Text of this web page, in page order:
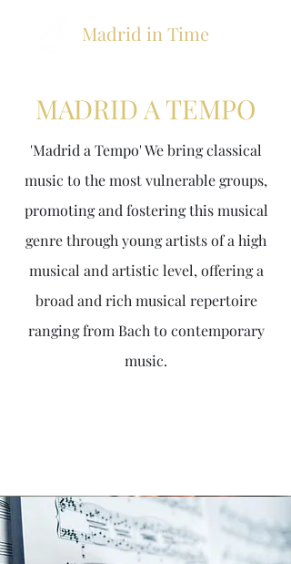
Madrid in Time
MADRID A TEMPO
'Madrid a Tempo' We bring classical
music to the most vulnerable groups,
promoting and fostering this musical
genre through young artists of a high
musical and artistic level, offering a
broad and rich musical repertoire
ranging from Bach to contemporary
music.